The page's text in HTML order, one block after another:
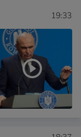
19:33